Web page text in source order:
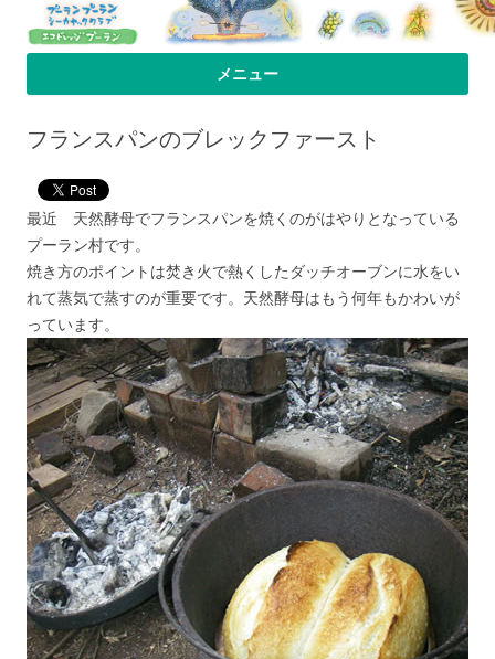
プーラン・プーラン｜小笠原父島 シ
ーカヤック 宿
小笠原父島のシーカヤックスクール＆ツアー「プーランプーランシーカ
ヤッククラブ」、森のコテージのお宿の「プーランビレッジ」のHPへよ
メニュー
フランスパンのブレックファースト
最近 天然酵母でフランスパンを焼くのがはやりとなっている
プーラン村です。
焼き方のポイントは焚き火で熱くしたダッチオーブンに水をい
れて蒸気で蒸すのが重要です。天然酵母はもう何年もかわいが
っています。